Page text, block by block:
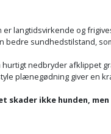
langtidsvirkende og
sundhedstilstand,
nedbryder afklippet
plænegødning giver en
ikke hunden,